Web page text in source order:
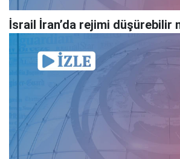
İsrail İran’da rejimi düşürebilir